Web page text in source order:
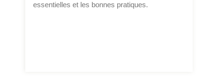
essentielles et les bonnes pratiques.